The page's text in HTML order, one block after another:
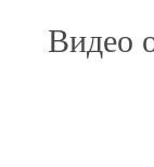
Видео